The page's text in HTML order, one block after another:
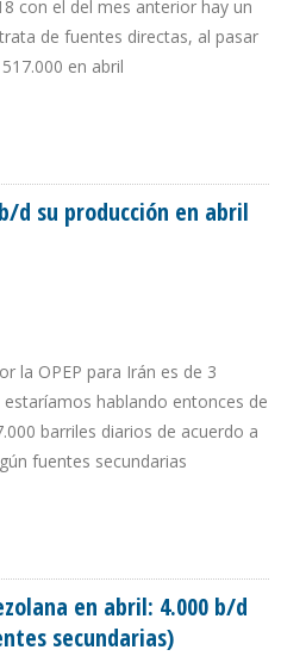
con el del mes anterior hay un
de fuentes directas, al pasar
en abril
d su producción en abril
la OPEP para Irán es de 3
hablando entonces de
barriles diarios de acuerdo a
fuentes secundarias
en abril: 4.000 b/d
secundarias)